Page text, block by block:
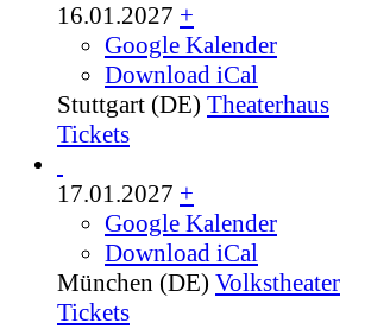
16.01.2027 +
Google Kalender
Download iCal
Stuttgart (DE) Theaterhaus
Tickets
17.01.2027 +
Google Kalender
Download iCal
München (DE) Volkstheater
Tickets